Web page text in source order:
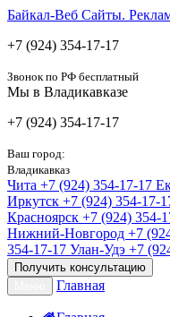
Байкал-Веб Сайты.
+7 (924) 354-17-17
Звонок по РФ бесплатный
Мы в Владикавказе
+7 (924) 354-17-17
Ваш город:
Владикавказ
Чита +7 (924) 354-17-17
Иркутск +7 (924) 354-17-
Красноярск +7 (924) 354-
Нижний-Новгород +7
354-17-17 Улан-Удэ +7
Получить консультацию
Главная